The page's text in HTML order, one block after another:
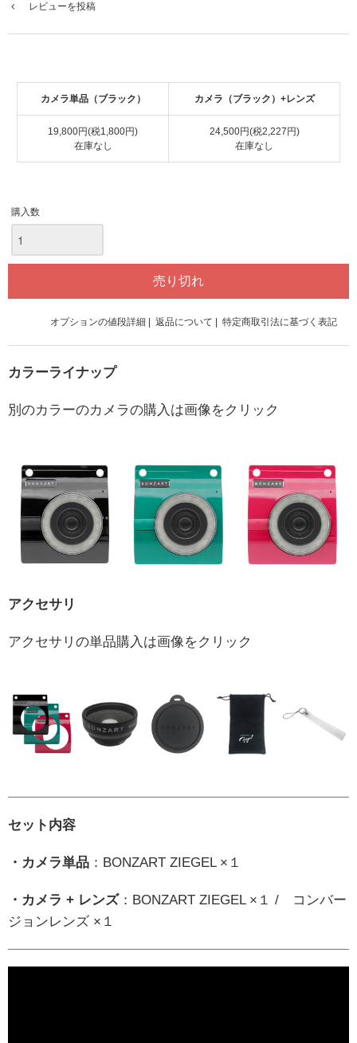
レビューを投稿
カメラ単品（ブラック） カメラ（ブラック）+レンズ
19,800円(税1,800円)
在庫なし
24,500円(税2,227円)
在庫なし
購入数
オプションの値段詳細 返品について 特定商取引法に基づく表記
カラーライナップ
別のカラーのカメラの購入は画像をクリック
アクセサリ
アクセサリの単品購入は画像をクリック
セット内容
・カメラ単品 ：BONZART ZIEGEL ×１
・カメラ + レンズ：BONZART ZIEGEL ×１ / コンバー
ジョンレンズ ×１